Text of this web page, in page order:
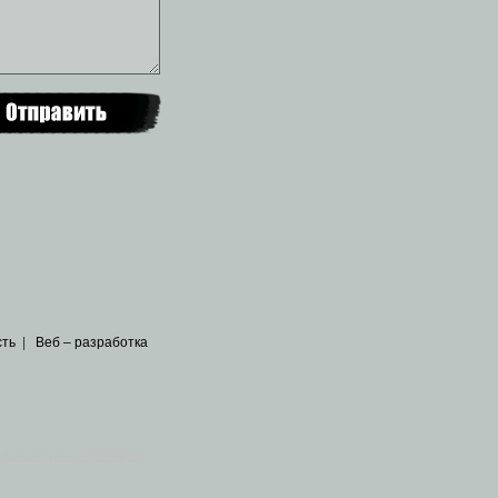
| Веб – разработка